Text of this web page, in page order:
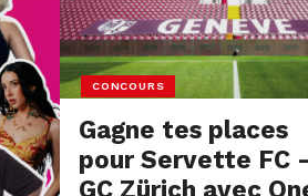
CONCOURS
Gagne tes places
pour Servette FC
GC Zürich avec